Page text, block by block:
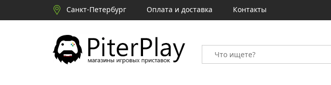
Санкт-Петербург Оплата и доставка Контакты